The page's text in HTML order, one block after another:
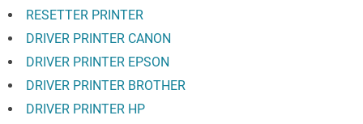
RESETTER PRINTER
DRIVER PRINTER CANON
DRIVER PRINTER EPSON
DRIVER PRINTER BROTHER
DRIVER PRINTER HP